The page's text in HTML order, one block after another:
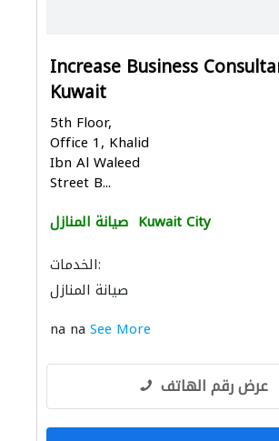
Increase Business
Kuwait
5th Floor,
Office 1, Khalid
Ibn Al Waleed
Street B...
صيانة المنازل Kuwait City
الخدمات:
صيانة المنازل
na na See More
عرض رقم الهاتف